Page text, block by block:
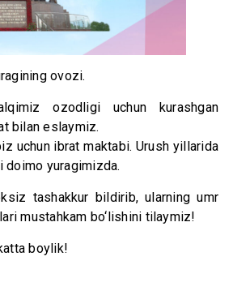
ovozi.
ozodligi uchun kurashgan
bilan eslaymiz.
uchun ibrat maktabi. Urush yillarida
doimo yuragimizda.
tashakkur bildirib, ularning umr
mustahkam bo‘lishini tilaymiz!
boylik!